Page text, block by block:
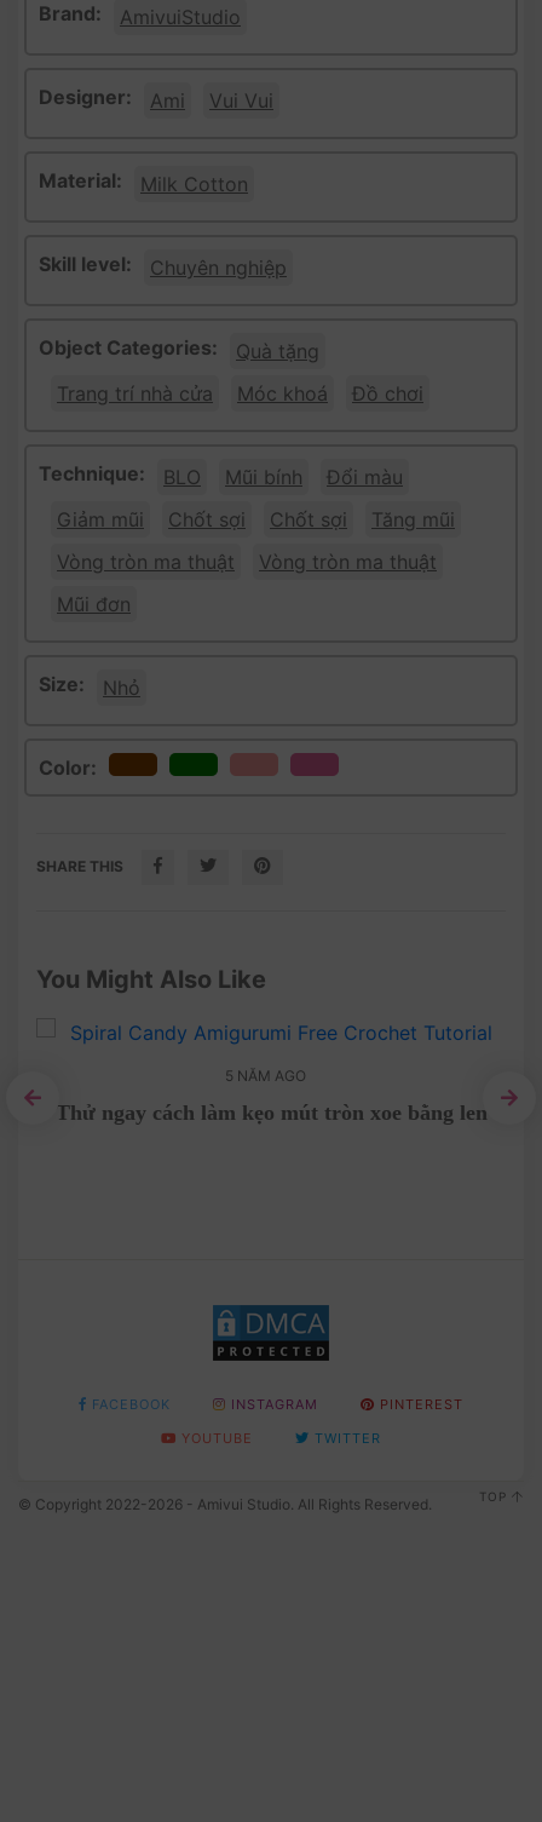
Brand: AmivuiStudio
Designer: Ami Vui Vui
Material: Milk Cotton
Skill level: Chuyên nghiệp
Object Categories:
Quà tặng
Trang trí nhà cửa
Móc khoá Đồ chơi
Technique: BLO Mũi bính
Đổi màu
Giảm mũi
Chốt sợi Chốt sợi
Tăng mũi
Vòng tròn ma thuật
Vòng tròn ma thuật
Mũi đơn
Size: Nhỏ
Color:
SHARE THIS
You Might Also Like
5 NĂM AGO
Thử ngay cách làm kẹo mút tròn xoe bằng len
FACEBOOK INSTAGRAM
PINTEREST
YOUTUBE
TWITTER
© Copyright 2022-2026 - Amivui Studio. All Rights Reserved. TOP